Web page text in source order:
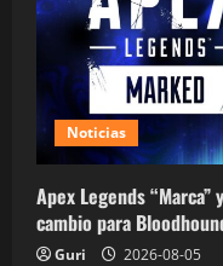
Noticias
Apex Legends
cambio para
Guri 2026-08-05